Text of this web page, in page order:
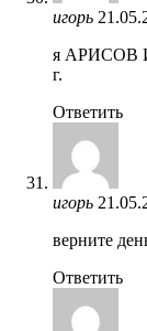
игорь
я АРИСОВ
г.
Ответить
игорь
верните
Ответить